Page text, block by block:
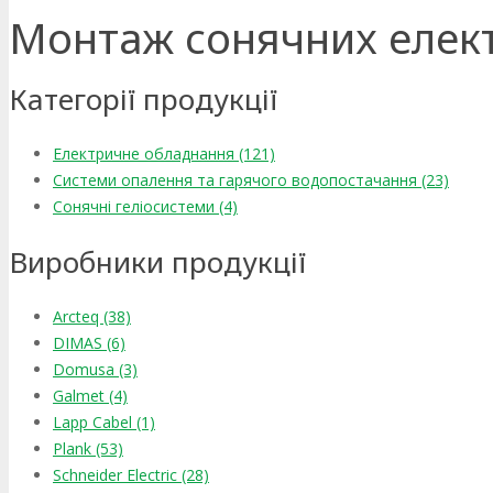
Монтаж сонячних
Категорії продукції
Електричне обладнання (121)
Системи опалення та гарячого водопостачання (23)
Сонячні геліосистеми (4)
Виробники продукції
Arcteq (38)
DIMAS (6)
Domusa (3)
Galmet (4)
Lapp Cabel (1)
Plank (53)
Schneider Electric (28)